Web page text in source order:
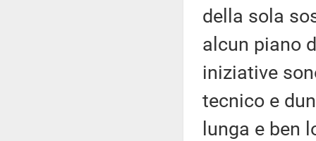
della sola
alcun piano
iniziative
tecnico e
lunga e ben